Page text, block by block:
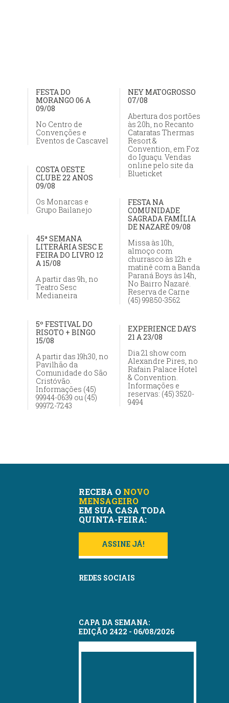
FESTA DO
MORANGO 06 A
09/08
No Centro de
Convenções e
Eventos de Cascavel
NEY MATOGROSSO
07/08
Abertura dos portões
às 20h, no Recanto
Cataratas Thermas
Resort &
Convention, em Foz
do Iguaçu. Vendas
online pelo site da
Blueticket
COSTA OESTE
CLUBE 22 ANOS
09/08
Os Monarcas e
Grupo Bailanejo
FESTA NA
COMUNIDADE
SAGRADA FAMÍLIA
DE NAZARÉ 09/08
Missa às 10h,
almoço com
churrasco às 12h e
matinê com a Banda
Paraná Boys às 14h,
No Bairro Nazaré.
Reserva de Carne
(45) 99850-3562
45ª SEMANA
LITERÁRIA SESC E
FEIRA DO LIVRO 12
A 15/08
A partir das 9h, no
Teatro Sesc
Medianeira
5º FESTIVAL DO
RISOTO + BINGO
15/08
A partir das 19h30, no
Pavilhão da
Comunidade do São
Cristóvão.
Informações (45)
99944-0639 ou (45)
99972-7243
EXPERIENCE DAYS
21 A 23/08
Dia 21 show com
Alexandre Pires, no
Rafain Palace Hotel
& Convention.
Informações e
reservas: (45) 3520-
9494
RECEBA O NOVO
MENSAGEIRO
EM SUA CASA TODA
QUINTA-FEIRA:
ASSINE JÁ!
REDES SOCIAIS
CAPA DA SEMANA:
EDIÇÃO 2422 - 06/08/2026